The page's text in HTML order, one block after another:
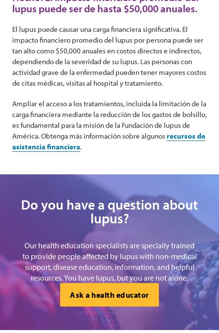
lupus puede ser de hasta $50,000 anuales.
El lupus puede causar una carga financiera significativa. El
impacto financiero promedio del lupus por persona puede ser
tan alto como $50,000 anuales en costos directos e indirectos,
dependiendo de la severidad de su lupus. Las personas con
actividad grave de la enfermedad pueden tener mayores costos
de citas médicas, visitas al hospital y tratamiento.
Ampliar el acceso a los tratamientos, incluida la limitación de la
carga financiera mediante la reducción de los gastos de bolsillo,
es fundamental para la misión de la Fundación de lupus de
América. Obtenga más información sobre algunosrecursos de
asistencia financiera.
Do you have a question about
lupus?
Our health education specialists are specially trained
to provide people affected by lupus with non-medical
support, disease education, information, and helpful
resources. You have lupus, but you are not alone.
Ask a health educator